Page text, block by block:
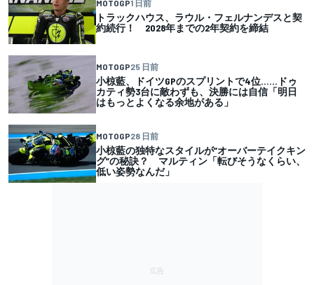
MOTOGP1 日前
トラックハウス、ラウル・フェルナンデスと契
約続行！ 2028年までの2年契約を締結
MOTOGP25 日前
小椋藍、ドイツGPのスプリントで4位……ドゥ
カティ勢3台に敵わずも、決勝には自信「明日
はもっとよくなる余地がある」
MOTOGP28 日前
小椋藍の独特なスタイルが”オーバーテイクキン
グ”の秘訣？ マルティン「転びそうなくらい、
低い姿勢なんだ」